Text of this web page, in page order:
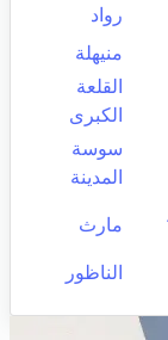
رواد
منيهلة
القلعة
الكبرى
سوسة
المدينة
مارث
الناظور